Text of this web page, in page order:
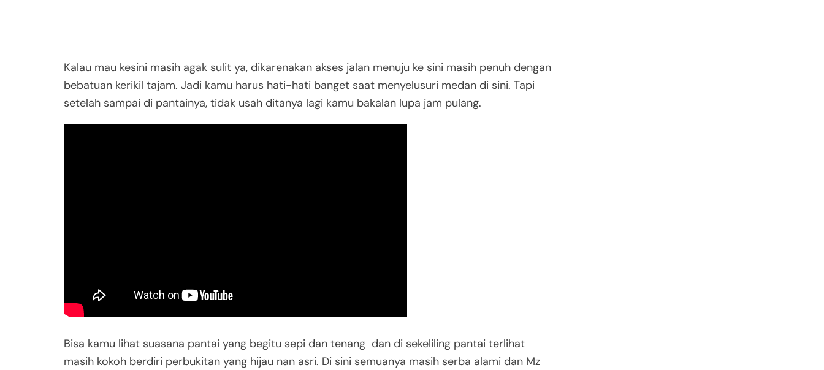
Kalau mau kesini masih agak sulit ya, dikarenakan akses jalan menuju ke sini masih penuh dengan
bebatuan kerikil tajam. Jadi kamu harus hati-hati banget saat menyelusuri medan di sini. Tapi
setelah sampai di pantainya, tidak usah ditanya lagi kamu bakalan lupa jam pulang.
Bisa kamu lihat suasana pantai yang begitu sepi dan tenang dan di sekeliling pantai terlihat
masih kokoh berdiri perbukitan yang hijau nan asri. Di sini semuanya masih serba alami dan Mz